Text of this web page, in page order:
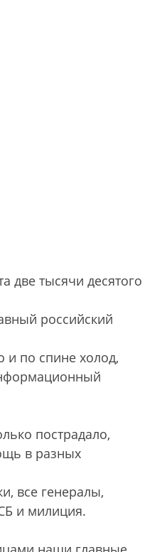
две тысячи десятого
российский
и по спине холод,
пострадало,
в разных
все генералы,
и милиция.